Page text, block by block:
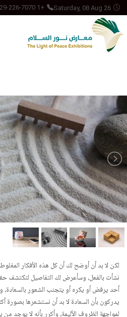
Saturday, 08 Aug 26
+1 229-226-7070
لكن لا بد أن أوضح لك أن كل هذه الأفكار
نشأت بالفعل، وسأعرض لك التفاصيل لتكتشف
أحد يرفض أو يكره أو يتجنب الشعور
يدركون بأن السعادة لا بد أن نستشعرها بصورة
لمواجهة الظروف الأليمة، وأكرر بأنه لا يوجد